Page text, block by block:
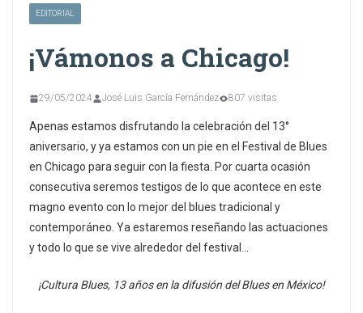
EDITORIAL
¡Vámonos a Chicago!
29/05/2024 José Luis García Fernández 807 visitas
Apenas estamos disfrutando la celebración del 13°
aniversario, y ya estamos con un pie en el Festival de Blues
en Chicago para seguir con la fiesta. Por cuarta ocasión
consecutiva seremos testigos de lo que acontece en este
magno evento con lo mejor del blues tradicional y
contemporáneo. Ya estaremos reseñando las actuaciones
y todo lo que se vive alrededor del festival…
¡Cultura Blues, 13 años en la difusión del Blues en México!